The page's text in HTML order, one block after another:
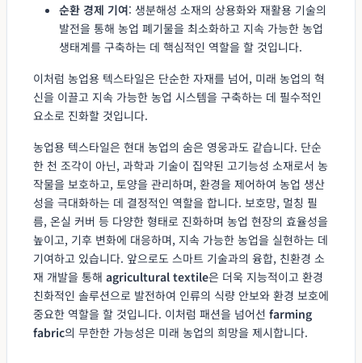
순환 경제 기여: 생분해성 소재의 상용화와 재활용 기술의
발전을 통해 농업 폐기물을 최소화하고 지속 가능한 농업
생태계를 구축하는 데 핵심적인 역할을 할 것입니다.
이처럼 농업용 텍스타일은 단순한 자재를 넘어, 미래 농업의 혁
신을 이끌고 지속 가능한 농업 시스템을 구축하는 데 필수적인
요소로 진화할 것입니다.
농업용 텍스타일은 현대 농업의 숨은 영웅과도 같습니다. 단순
한 천 조각이 아닌, 과학과 기술이 집약된 고기능성 소재로서 농
작물을 보호하고, 토양을 관리하며, 환경을 제어하여 농업 생산
성을 극대화하는 데 결정적인 역할을 합니다. 보호망, 멀칭 필
름, 온실 커버 등 다양한 형태로 진화하며 농업 현장의 효율성을
높이고, 기후 변화에 대응하며, 지속 가능한 농업을 실현하는 데
기여하고 있습니다. 앞으로도 스마트 기술과의 융합, 친환경 소
재 개발을 통해 agricultural textile은 더욱 지능적이고 환경
친화적인 솔루션으로 발전하여 인류의 식량 안보와 환경 보호에
중요한 역할을 할 것입니다. 이처럼 패션을 넘어선 farming
fabric의 무한한 가능성은 미래 농업의 희망을 제시합니다.